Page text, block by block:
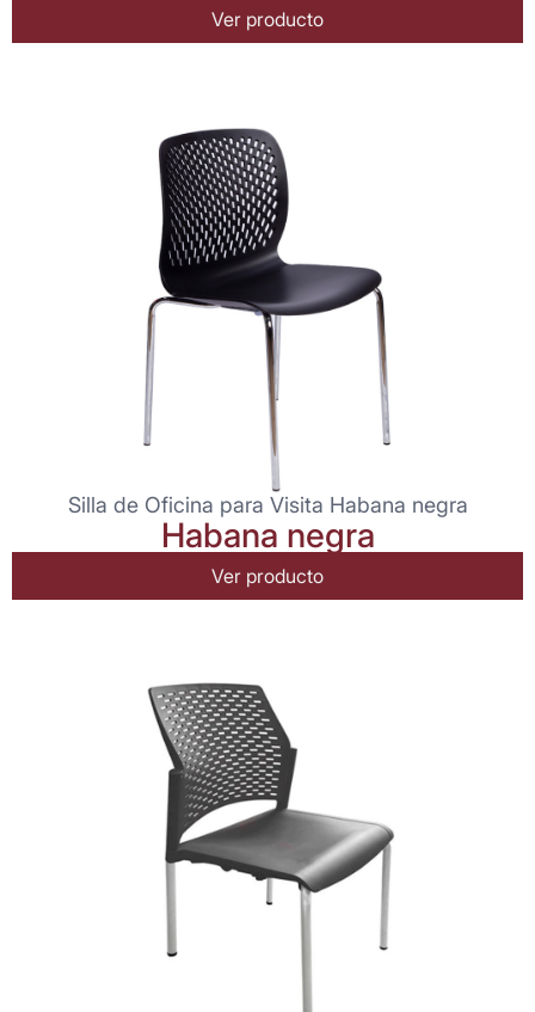
Ver producto
Silla de Oficina para Visita Habana negra
Habana negra
Ver producto